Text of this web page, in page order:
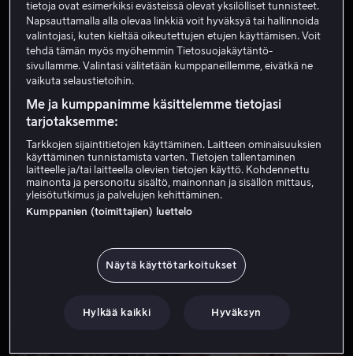
Näyttelijä Vieras Ääni
Alk. 4,99 € Ale
tietoja ovat esimerkiksi evästeissä olevat yksilölliset tunnisteet.
Napsauttamalla alla olevaa linkkiä voit hyväksyä tai hallinnoida
valintojasi, kuten kieltää oikeutettujen etujen käyttämisen. Voit
tehdä tämän myös myöhemmin Tietosuojakäytäntö-
sivullamme. Valintasi välitetään kumppaneillemme, eivätkä ne
vaikuta selaustietoihin.
Me ja kumppanimme käsittelemme tietojasi
tarjotaksemme:
Tarkkojen sijaintitietojen käyttäminen. Laitteen ominaisuuksien
käyttäminen tunnistamista varten. Tietojen tallentaminen
laitteelle ja/tai laitteella olevien tietojen käyttö. Kohdennettu
mainonta ja personoitu sisältö, mainonnan ja sisällön mittaus,
yleisötutkimus ja palvelujen kehittäminen.
Kumppanien (toimittajien) luettelo
Näytä käyttötarkoitukset
Hylkää kaikki Hyväksyn